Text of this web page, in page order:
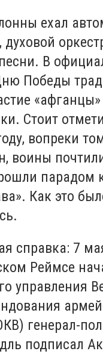
ехал
духовой
В
Победы
Стоит
вопреки
воины
парадом
Как это
справка: 7
Реймсе
управления
генерал-
подписал